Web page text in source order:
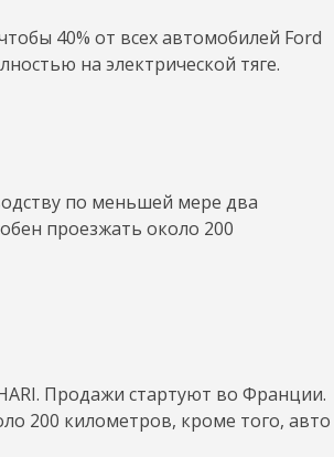
40% от всех автомобилей Ford
на электрической тяге.
по меньшей мере два
проезжать около 200
Продажи стартуют во Франции.
200 километров, кроме того, авто